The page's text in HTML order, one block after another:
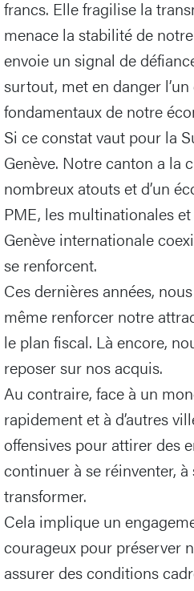
francs. Elle fragilise la
menace la stabilité de
envoie un signal de
surtout, met en danger
fondamentaux de notre
Si ce constat vaut pour la
Genève. Notre canton a la
nombreux atouts et d’un
PME, les multinationales
Genève internationale
se renforcent.
Ces dernières années,
même renforcer notre
le plan fiscal. Là encore,
reposer sur nos acquis.
Au contraire, face à un
rapidement et à d’autres
offensives pour attirer des
continuer à se réinventer, à
transformer.
Cela implique un
courageux pour préserver
assurer des conditions